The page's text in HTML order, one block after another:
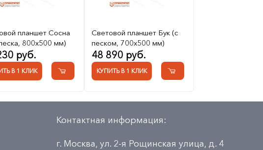
планшет Сосна
800x500 мм)
руб.
В 1 КЛИК
Световой планшет Бук (с
песком, 700x500 мм)
48 890 руб.
КУПИТЬ В 1 КЛИК
Контактная информация:
г. Москва, ул. 2-я Рощинская улица, д. 4